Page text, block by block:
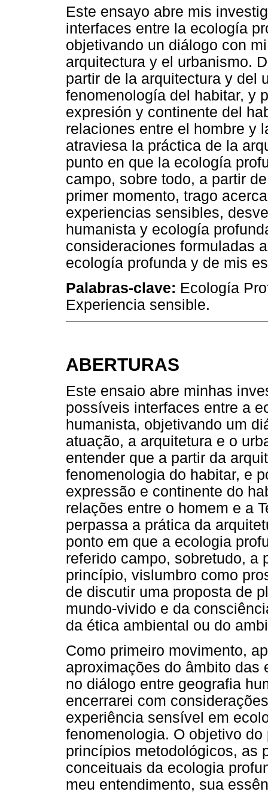
Este ensayo abre mis
interfaces entre la ecología
objetivando un diálogo con
arquitectura y el urbanismo.
partir de la arquitectura y del
fenomenología del habitar, y
expresión y continente del
relaciones entre el hombre y
atraviesa la práctica de la
punto en que la ecología
campo, sobre todo, a partir
primer momento, trago
experiencias sensibles,
humanista y ecología
consideraciones formuladas
ecología profunda y de mis
Palabras-clave: Ecología
Experiencia sensible.
ABERTURAS
Este ensaio abre minhas
possíveis interfaces entre a
humanista, objetivando um
atuação, a arquitetura e o
entender que a partir da
fenomenologia do habitar, e
expressão e continente do
relações entre o homem e a
perpassa a prática da
ponto em que a ecologia
referido campo, sobretudo, a
princípio, vislumbro como
de discutir uma proposta de
mundo-vivido e da
da ética ambiental ou do
Como primeiro movimento,
aproximações do âmbito
no diálogo entre geografia
encerrarei com
experiência sensível em
fenomenologia. O objetivo
princípios metodológicos, as
conceituais da ecologia
meu entendimento, sua